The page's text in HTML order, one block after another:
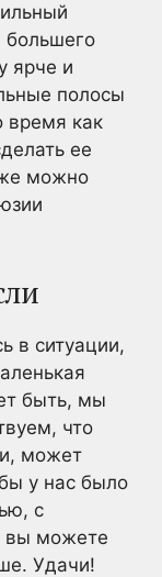
большего
ярче и
полосы
время как
ее
можно
в ситуации,
быть, мы
что
может
у нас было
с
вы можете
Удачи!